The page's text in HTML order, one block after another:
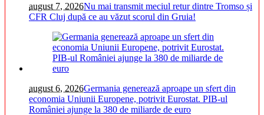
august 7, 2026Nu mai transmit meciul retur dintre Tromso și
CFR Cluj după ce au văzut scorul din Gruia!
august 6, 2026Germania generează aproape un sfert din
economia Uniunii Europene, potrivit Eurostat. PIB-ul
României ajunge la 380 de miliarde de euro